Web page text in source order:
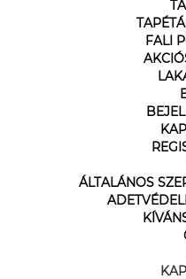
FALI
ÁLTALÁNOS